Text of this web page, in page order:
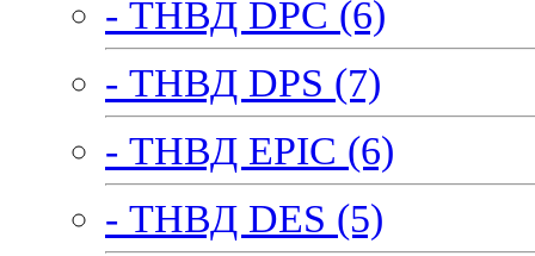
- ТНВД DPC (6)
- ТНВД DPS (7)
- ТНВД EPIC (6)
- ТНВД DES (5)